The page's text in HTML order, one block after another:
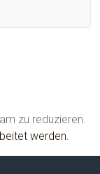
zu reduzieren.
werden.